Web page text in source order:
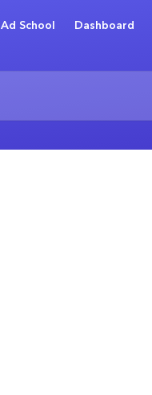
Ad School Dashboard